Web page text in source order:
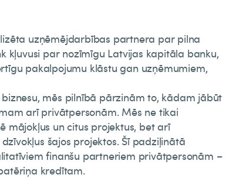
uzņēmējdarbības partnera par pilna
kļuvusi par nozīmīgu Latvijas kapitāla banku,
pakalpojumu klāstu gan uzņēmumiem,
mēs pilnībā pārzinām to, kādam jābūt
arī privātpersonām. Mēs ne tikai
mājokļus un citus projektus, bet arī
šajos projektos. Šī padziļinātā
finanšu partneriem privātpersonām –
kredītam.